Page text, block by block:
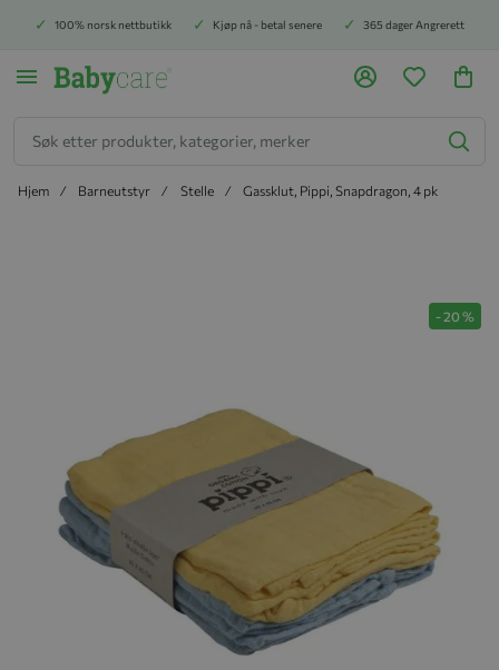
100% norsk nettbutikk Kjøp nå - betal senere 365 dager Angrerett
Hjem Barneutstyr Stelle Gassklut, Pippi, Snapdragon, 4 pk
-20 %